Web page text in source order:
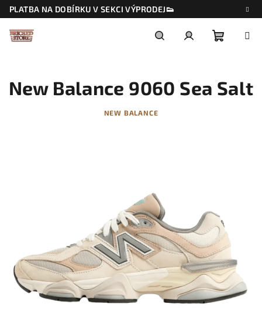
Přejít
na
obsah
PLATBA NA DOBÍRKU V SEKCI VÝPRODEJ👟
košík
New Balance 9060 Sea Salt
NEW BALANCE